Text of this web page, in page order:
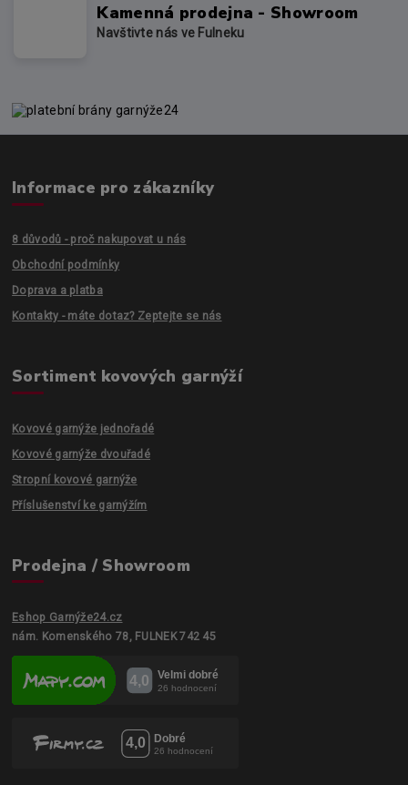
Kamenná prodejna - Showroom
Navštivte nás ve Fulneku
Informace pro zákazníky
8 důvodů - proč nakupovat u nás
Obchodní podmínky
Doprava a platba
Kontakty - máte dotaz? Zeptejte se nás
Sortiment kovových garnýží
Kovové garnýže jednořadé
Kovové garnýže dvouřadé
Stropní kovové garnýže
Příslušenství ke garnýžím
Prodejna / Showroom
Eshop Garnýže24.cz
nám. Komenského 78, FULNEK 742 45